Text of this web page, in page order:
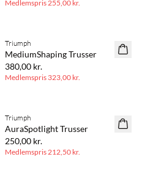
Medlemspris255,00 kr.
Triumph
MediumShaping Trusser
380,00 kr.
Medlemspris 323,00 kr.
Triumph
AuraSpotlight Trusser
250,00 kr.
Medlemspris212,50 kr.